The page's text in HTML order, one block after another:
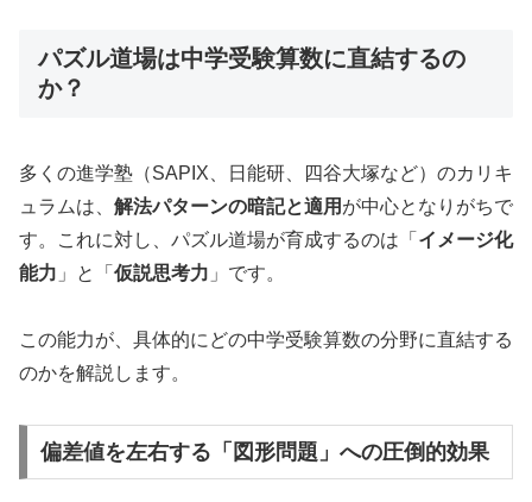
パズル道場は中学受験算数に直結するの
か？
多くの進学塾（SAPIX、日能研、四谷大塚など）のカリキ
ュラムは、 解法パターンの暗記と適用 が中心となりがちで
す。これに対し、パズル道場が育成するのは「 イメージ化
能力 」と「 仮説思考力 」です。
この能力が、具体的にどの中学受験算数の分野に直結する
のかを解説します。
偏差値を左右する「図形問題」への圧倒的効果